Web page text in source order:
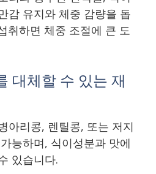
감 유지와 체중 감량을 돕
취하면 체중 조절에 큰 도
대체할 수 있는 재
아리콩, 렌틸콩, 또는 저지
능하며, 식이성분과 맛에
있습니다.